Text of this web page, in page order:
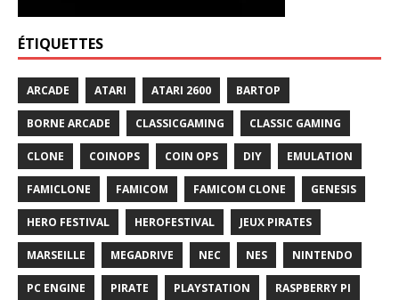
ÉTIQUETTES
ARCADE ATARI ATARI 2600 BARTOP
BORNE ARCADE CLASSICGAMING CLASSIC GAMING
CLONE COINOPS COIN OPS DIY EMULATION
FAMICLONE FAMICOM FAMICOM CLONE GENESIS
HERO FESTIVAL HEROFESTIVAL JEUX PIRATES
MARSEILLE MEGADRIVE NEC NES NINTENDO
PC ENGINE PIRATE PLAYSTATION RASPBERRY PI